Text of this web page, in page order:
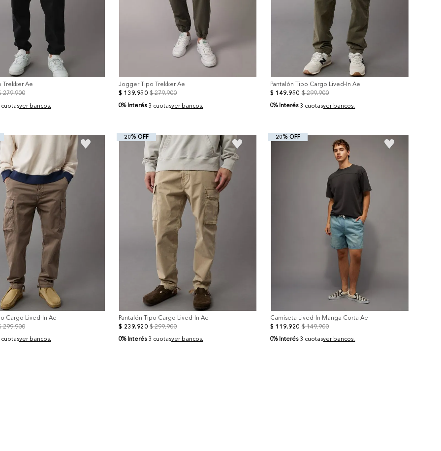
Ae
279.900
cuotasver bancos.
Jogger Tipo Trekker Ae
$ 139. 950 $ 279.900
0% Interés 3 cuotasver bancos.
Pantalón Tipo Cargo Lived-In Ae
$ 149.950 $ 299.900
0% Interés 3 cuotasver bancos.
Cargo Lived-In Ae
299.900
cuotasver bancos.
20% OFF
Pantalón Tipo Cargo Lived-In Ae
$ 239. 920 $ 299.900
0% Interés 3 cuotasver bancos.
20% OFF
Camiseta Lived-In Manga Corta Ae
$ 119.920 $ 149.900
0% Interés 3 cuotasver bancos.